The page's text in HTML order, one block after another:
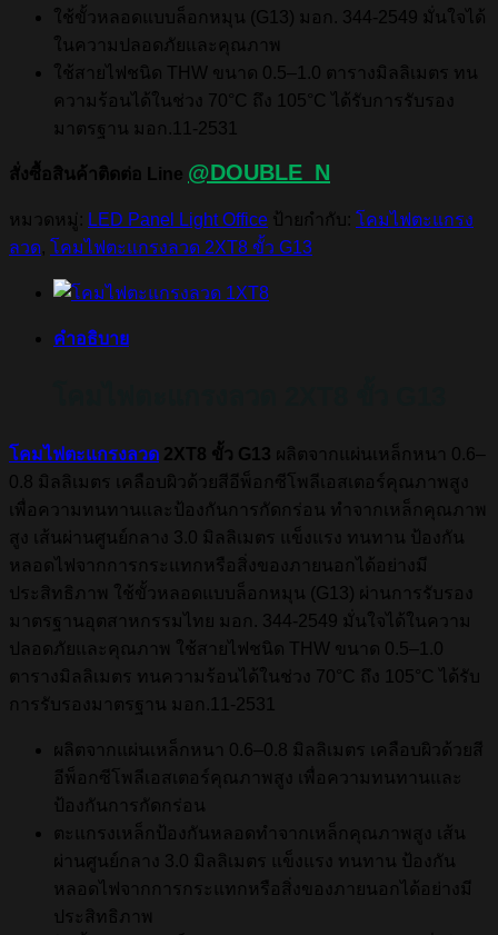
ใช้ขั้วหลอดแบบล็อกหมุน (G13) มอก. 344-2549 มั่นใจได้
ในความปลอดภัยและคุณภาพ
ใช้สายไฟชนิด THW ขนาด 0.5–1.0 ตารางมิลลิเมตร ทน
ความร้อนได้ในช่วง 70°C ถึง 105°C ได้รับการรับรอง
มาตรฐาน มอก.11-2531
สั่งซื้อสินค้าติดต่อ Line @DOUBLE_N
หมวดหมู่: LED Panel Light Office ป้ายกำกับ: โคมไฟตะแกรง
ลวด, โคมไฟตะแกรงลวด 2XT8 ขั้ว G13
คำอธิบาย
โคมไฟตะแกรงลวด 2XT8 ขั้ว G13 ผลิตจากแผ่นเหล็กหนา 0.6–
0.8 มิลลิเมตร เคลือบผิวด้วยสีอีพ็อกซีโพลีเอสเตอร์คุณภาพสูง
เพื่อความทนทานและป้องกันการกัดกร่อน ทำจากเหล็กคุณภาพ
สูง เส้นผ่านศูนย์กลาง 3.0 มิลลิเมตร แข็งแรง ทนทาน ป้องกัน
หลอดไฟจากการกระแทกหรือสิ่งของภายนอกได้อย่างมี
ประสิทธิภาพ ใช้ขั้วหลอดแบบล็อกหมุน (G13) ผ่านการรับรอง
มาตรฐานอุตสาหกรรมไทย มอก. 344-2549 มั่นใจได้ในความ
ปลอดภัยและคุณภาพ ใช้สายไฟชนิด THW ขนาด 0.5–1.0
ตารางมิลลิเมตร ทนความร้อนได้ในช่วง 70°C ถึง 105°C ได้รับ
การรับรองมาตรฐาน มอก.11-2531
ผลิตจากแผ่นเหล็กหนา 0.6–0.8 มิลลิเมตร เคลือบผิวด้วยสี
อีพ็อกซีโพลีเอสเตอร์คุณภาพสูง เพื่อความทนทานและ
ป้องกันการกัดกร่อน
ตะแกรงเหล็กป้องกันหลอดทำจากเหล็กคุณภาพสูง เส้น
ผ่านศูนย์กลาง 3.0 มิลลิเมตร แข็งแรง ทนทาน ป้องกัน
หลอดไฟจากการกระแทกหรือสิ่งของภายนอกได้อย่างมี
ประสิทธิภาพ